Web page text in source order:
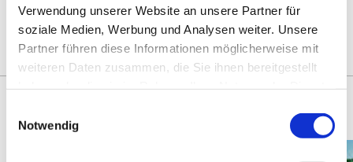
Verwendung unserer Website an unsere Partner für
soziale Medien, Werbung und Analysen weiter. Unsere
Partner führen diese Informationen möglicherweise mit
weiteren Daten zusammen, die Sie ihnen bereitgestellt
Notwendig
DAS KÖNNTE SIE AUCH
INTERESSIEREN